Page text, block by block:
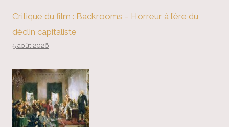
Critique du film : Backrooms – Horreur à l’ère du
déclin capitaliste
5 août 2026